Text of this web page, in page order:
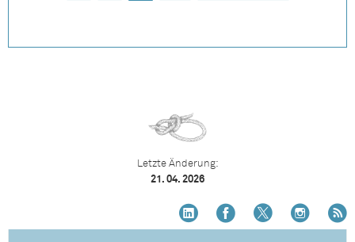
Letzte Änderung:
21. 04. 2026